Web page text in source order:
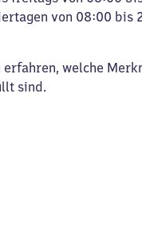
von 08:00 bis
erfahren, welche
sind.